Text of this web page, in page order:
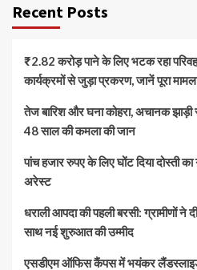
Recent Posts
₹2.82 करोड़ पाने के लिए भटक रहा
कार्यक्रमों से जुड़ा प्रकरण, जानें पूरा
तेज बारिश और घना कोहरा, अचानक
48 साल की कमला की जान
पांच हजार रुपए के लिए घोंट दिया दोस्ती
अरेस्ट
धराली आपदा की पहली बरसी: ग्रामीणों ने
साथ नई शुरुआत की उम्मीद
एसडीएम ऑफिस कैंपस में भयंकर